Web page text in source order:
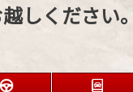
しください。